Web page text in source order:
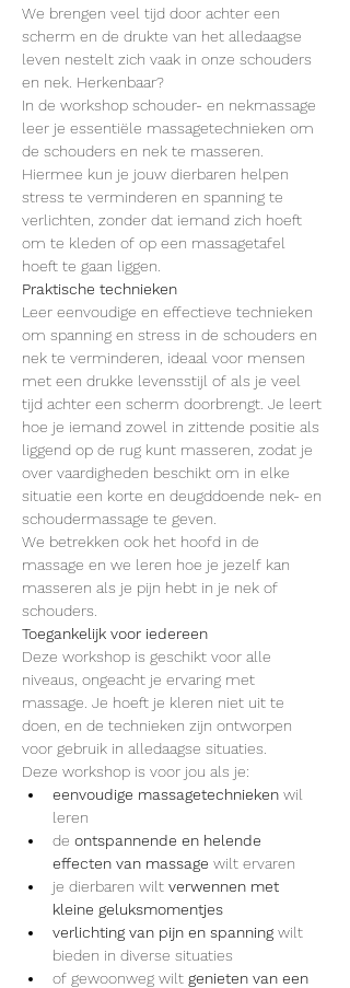
We brengen veel tijd door achter een
scherm en de drukte van het alledaagse
leven nestelt zich vaak in onze schouders
en nek. Herkenbaar?
In de workshop schouder- en nekmassage
leer je essentiële massagetechnieken om
de schouders en nek te masseren.
Hiermee kun je jouw dierbaren helpen
stress te verminderen en spanning te
verlichten, zonder dat iemand zich hoeft
om te kleden of op een massagetafel
hoeft te gaan liggen.
Praktische technieken
Leer eenvoudige en effectieve technieken
om spanning en stress in de schouders en
nek te verminderen, ideaal voor mensen
met een drukke levensstijl of als je veel
tijd achter een scherm doorbrengt. Je leert
hoe je iemand zowel in zittende positie als
liggend op de rug kunt masseren, zodat je
over vaardigheden beschikt om in elke
situatie een korte en deugddoende nek- en
schoudermassage te geven.
We betrekken ook het hoofd in de
massage en we leren hoe je jezelf kan
masseren als je pijn hebt in je nek of
schouders.
Toegankelijk voor iedereen
Deze workshop is geschikt voor alle
niveaus, ongeacht je ervaring met
massage. Je hoeft je kleren niet uit te
doen, en de technieken zijn ontworpen
voor gebruik in alledaagse situaties.
Deze workshop is voor jou als je:
eenvoudige massagetechnieken wil
leren
de ontspannende en helende
effecten van massage wilt ervaren
je dierbaren wilt verwennen met
kleine geluksmomentjes
verlichting van pijn en spanning wilt
bieden in diverse situaties
of gewoonweg wilt genieten van een